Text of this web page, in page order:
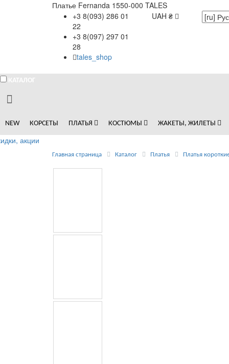
Платье Fernanda 1550-000 TALES
+3 8(093) 286 01
22
+3 8(097) 297 01
28
tales_shop
UAH ₴
КАТАЛОГ
NEW КОРСЕТЫ ПЛАТЬЯ КОСТЮМЫ ЖАКЕТЫ, ЖИЛЕТЫ
акции
Главная страница Каталог Платья Платья